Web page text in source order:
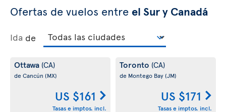
Ofertas de vuelos entre el Sur y Canadá
Ida de
Ottawa (CA)
de Cancún (MX)
US $161
Tasas e imptos. incl.
Toronto (CA)
de Montego Bay(JM)
US $171
Tasas e imptos. incl.